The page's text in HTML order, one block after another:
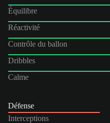
Équilibre
Réactivité
Contrôle du ballon
Dribbles
Calme
Défense
Interceptions